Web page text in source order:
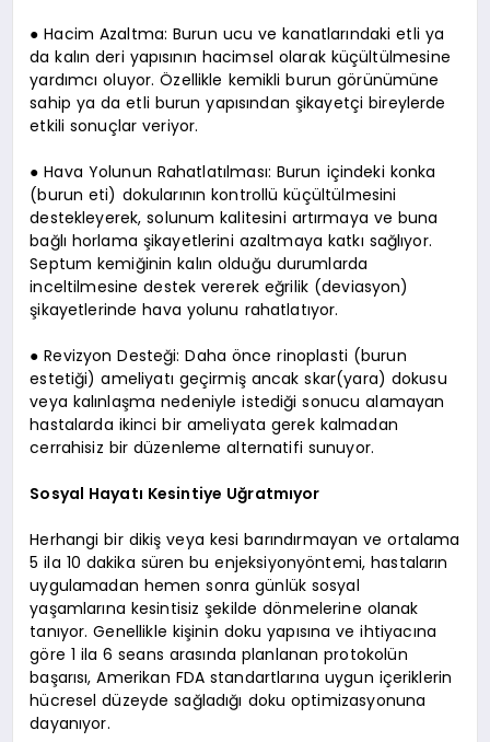
● Hacim Azaltma: Burun ucu ve kanatlarındaki etli ya
da kalın deri yapısının hacimsel olarak küçültülmesine
yardımcı oluyor. Özellikle kemikli burun görünümüne
sahip ya da etli burun yapısından şikayetçi bireylerde
etkili sonuçlar veriyor.
● Hava Yolunun Rahatlatılması: Burun içindeki konka
(burun eti) dokularının kontrollü küçültülmesini
destekleyerek, solunum kalitesini artırmaya ve buna
bağlı horlama şikayetlerini azaltmaya katkı sağlıyor.
Septum kemiğinin kalın olduğu durumlarda
inceltilmesine destek vererek eğrilik (deviasyon)
şikayetlerinde hava yolunu rahatlatıyor.
● Revizyon Desteği: Daha önce rinoplasti (burun
estetiği) ameliyatı geçirmiş ancak skar(yara) dokusu
veya kalınlaşma nedeniyle istediği sonucu alamayan
hastalarda ikinci bir ameliyata gerek kalmadan
cerrahisiz bir düzenleme alternatifi sunuyor.
Sosyal Hayatı Kesintiye Uğratmıyor
Herhangi bir dikiş veya kesi barındırmayan ve ortalama
5 ila 10 dakika süren bu enjeksiyonyöntemi, hastaların
uygulamadan hemen sonra günlük sosyal
yaşamlarına kesintisiz şekilde dönmelerine olanak
tanıyor. Genellikle kişinin doku yapısına ve ihtiyacına
göre 1 ila 6 seans arasında planlanan protokolün
başarısı, Amerikan FDA standartlarına uygun içeriklerin
hücresel düzeyde sağladığı doku optimizasyonuna
dayanıyor.